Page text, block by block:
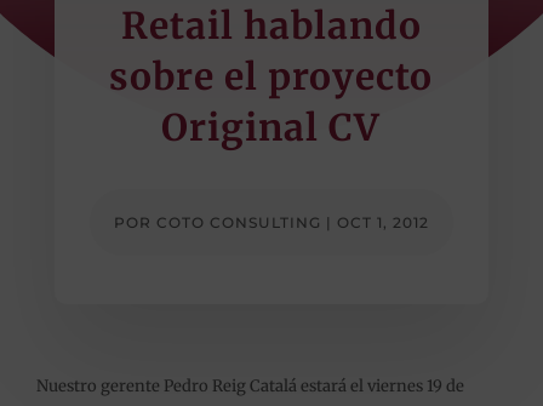
Retail hablando
sobre el proyecto
Original CV
POR COTO CONSULTING | OCT 1, 2012
Nuestro gerente Pedro Reig Catalá estará el viernes 19 de